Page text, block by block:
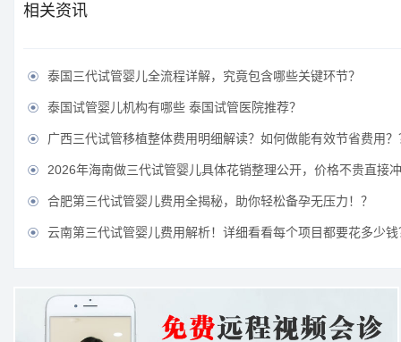
相关资讯
 泰国三代试管婴儿全流程详解，究竟包含哪些关键环节？
 泰国试管婴儿机构有哪些 泰国试管医院推荐？
 广西三代试管移植整体费用明细解读？如何做能有效节省费用？
 2026年海南做三代试管婴儿具体花销整理公开，价格不贵直接
 合肥第三代试管婴儿费用全揭秘，助你轻松备孕无压力！？
 云南第三代试管婴儿费用解析！详细看看每个项目都要花多少钱